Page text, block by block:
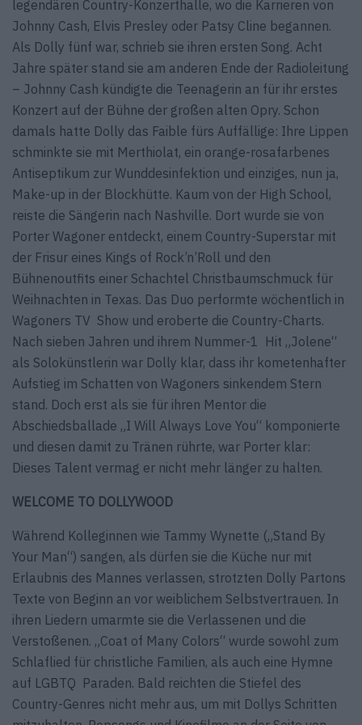
legendären Country-Konzerthalle, wo die Karrieren von
Johnny Cash, Elvis Presley oder Patsy Cline begannen.
Als Dolly fünf war, schrieb sie ihren ersten Song. Acht
Jahre später stand sie am anderen Ende der Radioleitung
– Johnny Cash kündigte die Teenagerin an für ihr erstes
Konzert auf der Bühne der großen alten Opry. Schon
damals hatte Dolly das Faible fürs Auffällige: Ihre Lippen
schminkte sie mit Merthiolat, ein orange-rosafarbenes
Antiseptikum zur Wunddesinfektion und einziges, nun ja,
Make-up in der Blockhütte. Kaum von der High School,
reiste die Sängerin nach Nashville. Dort wurde sie von
Porter Wagoner entdeckt, einem Country-Superstar mit
der Frisur eines Kings of Rock’n’Roll und den
Bühnenoutfits einer Schachtel Christbaumschmuck für
Weihnachten in Texas. Das Duo performte wöchentlich in
Wagoners TV Show und eroberte die Country-Charts.
Nach sieben Jahren und ihrem Nummer-1 Hit „Jolene“
als Solokünstlerin war Dolly klar, dass ihr kometenhafter
Aufstieg im Schatten von Wagoners sinkendem Stern
stand. Doch erst als sie für ihren Mentor die
Abschiedsballade „I Will Always Love You“ komponierte
und diesen damit zu Tränen rührte, war Porter klar:
Dieses Talent vermag er nicht mehr länger zu halten.
WELCOME TO DOLLYWOOD
Während Kolleginnen wie Tammy Wynette („Stand By
Your Man“) sangen, als dürfen sie die Küche nur mit
Erlaubnis des Mannes verlassen, strotzten Dolly Partons
Texte von Beginn an vor weiblichem Selbstvertrauen. In
ihren Liedern umarmte sie die Verlassenen und die
Verstoßenen. „Coat of Many Colors“ wurde sowohl zum
Schlaflied für christliche Familien, als auch eine Hymne
auf LGBTQ Paraden. Bald reichten die Stiefel des
Country-Genres nicht mehr aus, um mit Dollys Schritten